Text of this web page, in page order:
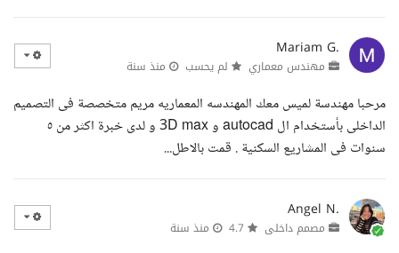
Mariam G.
مهندس معماري لم يحسب منذ سنة
مرحبا مهندسة لميس معك المهندسه المعماريه مريم متخصصة فى التصميم
الداخلى بأستخدام ال autocad و 3D max و لدى خبرة اكثر من ٥
سنوات فى المشاريع السكنية . قمت بالاطل...
Angel N.
مصمم داخلى منذ سنة